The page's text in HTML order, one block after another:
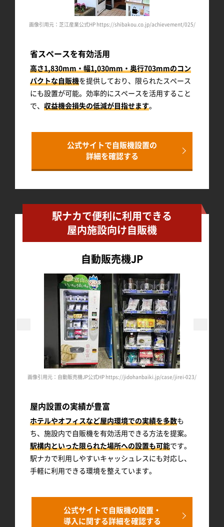
画像引用元：芝江産業公式HP https://shibakou.co.jp/achievement/025/
省スペースを有効活用
高さ1,830mm・幅1,030mm・奥行703mmのコン
パクトな自販機を提供しており、限られたスペース
にも設置が可能。効率的にスペースを活用すること
で、 収益機会損失の低減が目指せます。
公式サイトで自販機設置の
詳細を確認する
駅ナカで便利に利用できる
屋内施設向け自販機
自動販売機JP
画像引用元：自動販売機JP公式HP https://jidohanbaiki.jp/case/jirei-023/
屋内設置の実績が豊富
ホテルやオフィスなど屋内環境での実績を多数も
ち、施設内で自販機を有効活用できる方法を提案。
駅構内といった限られた場所への設置も可能です。
駅ナカで利用しやすいキャッシュレスにも対応し、
手軽に利用できる環境を整えています。
公式サイトで自販機の設置・
導入に関する詳細を確認する